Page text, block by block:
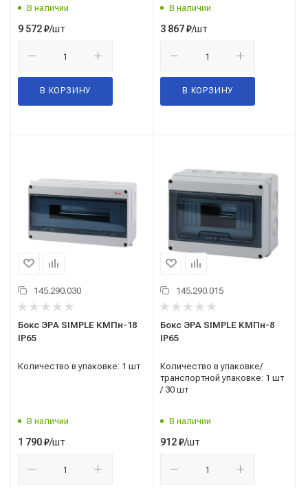
В наличии
9 572₽/шт
В КОРЗИНУ
В наличии
3 867₽/шт
В КОРЗИНУ
145.290.030
Бокс ЭРА SIMPLE КМПн-18
IP65
Количество в упаковке: 1 шт
В наличии
1 790₽/шт
145.290.015
Бокс ЭРА SIMPLE КМПн-8
IP65
Количество в упаковке/
транспортной упаковке: 1 шт
/ 30 шт
В наличии
912₽/шт